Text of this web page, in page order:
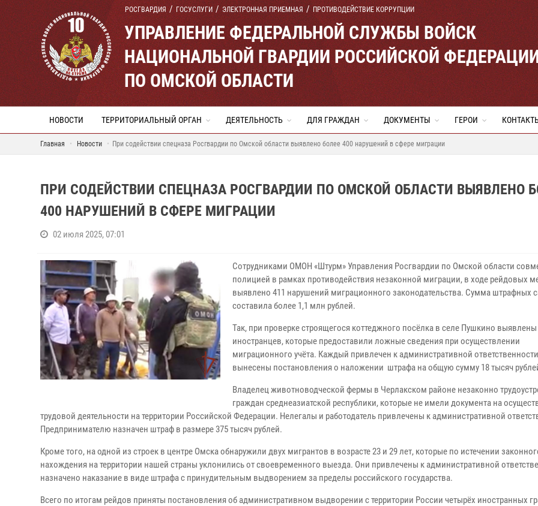
РОСГВАРДИЯ ГОСУСЛУГИ ЭЛЕКТРОННАЯ ПРИЕМНАЯ ПРОТИВОДЕЙСТВИЕ КОРРУПЦИИ
УПРАВЛЕНИЕ ФЕДЕРАЛЬНОЙ СЛУЖБЫ ВОЙСК
НАЦИОНАЛЬНОЙ ГВАРДИИ РОССИЙСКОЙ
ПО ОМСКОЙ ОБЛАСТИ
НОВОСТИ ТЕРРИТОРИАЛЬНЫЙ ОРГАН ДЕЯТЕЛЬНОСТЬ ДЛЯ ГРАЖДАН ДОКУМЕНТЫ ГЕРОИ
Главная Новости При содействии спецназа Росгвардии по Омской области выявлено более 400 нарушений в сфере миграции
ПРИ СОДЕЙСТВИИ СПЕЦНАЗА РОСГВАРДИИ ПО ОМСКОЙ ОБЛАСТИ ВЫЯВЛЕНО
400 НАРУШЕНИЙ В СФЕРЕ МИГРАЦИИ
02 июля 2025, 07:01
Сотрудниками ОМОН «Штурм» Управления Росгвардии по Омской области
полицией в рамках противодействия незаконной миграции, в ходе рейдовых
выявлено 411 нарушений миграционного законодательства. Сумма штрафных
составила более 1,1 млн рублей.
Так, при проверке строящегося коттеджного посёлка в селе Пушкино выявлены
иностранцев, которые предоставили ложные сведения при осуществлении
миграционного учёта. Каждый привлечен к административной
вынесены постановления о наложении штрафа на общую сумму 18 тысяч
Владелец животноводческой фермы в Черлакском районе незаконно
граждан среднеазиатской республики, которые не имели документа на
трудовой деятельности на территории Российской Федерации. Нелегалы и работодатель привлечены к административной
Предпринимателю назначен штраф в размере 375 тысяч рублей.
Кроме того, на одной из строек в центре Омска обнаружили двух мигрантов в возрасте 23 и 29 лет, которые по истечении
нахождения на территории нашей страны уклонились от своевременного выезда. Они привлечены к административной
назначено наказание в виде штрафа с принудительным выдворением за пределы российского государства.
Всего по итогам рейдов приняты постановления об административном выдворении с территории России четырёх иностранных